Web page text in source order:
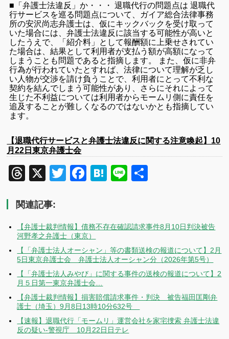
■「弁護士法違反」か・・・ 退職代行の問題点は 退職代
行サービスを巡る問題点について、ガイア総合法律事務
所の安沢尚志弁護士は、仮にキックバックを受け取って
いた場合には、弁護士法違反に該当する可能性が高いと
したうえで、「紹介料」として報酬額に上乗せされてい
た場合は、結果として利用者が支払う額が高額になって
しまうことも問題であると指摘します。 また、仮に非弁
行為が行われていたとすれば、法律について理解が乏し
い人物が交渉を請け負うことで、利用者にとって不利な
契約を結んでしまう可能性があり、さらにそれによって
生じた不利益については利用者からモームリ側に責任を
追及することが難しくなるのではないかとも指摘してい
ます。
【退職代行サービスと弁護士法違反に関する注意喚起】10
月22日東京弁護士会
Threads
X TwitterFacebook
Hatena
Line
関連記事:
【弁護士裁判情報】債務不存在確認請求事件8月10日判決被告
河野孝之弁護士（東京）
【「弁護士法人オーシャン」等の書類送検の報道について】2月
5日東京弁護士会 弁護士法人オーシャン分（2026年第5号）
【「弁護士法人みやび」に関する事件の送検の報道について】2
月５日第一東京弁護士会…
【弁護士裁判情報】損害賠償請求事件・判決 被告福田匡剛弁
護士（埼玉）9月8日13時10分632号
【速報】退職代行「モームリ」運営会社を家宅捜索 弁護士法違
反の疑い-警視庁 10月22日日テレ